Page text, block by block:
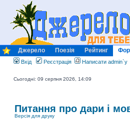
Джерело Поезія Рейтинг
Вхід Реєстрація Написати admin`у
Сьогодні: 09 серпня 2026, 14:09
Питання про дари і
Версія для друку